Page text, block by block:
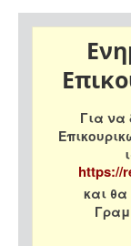
Για να
https://
και θα